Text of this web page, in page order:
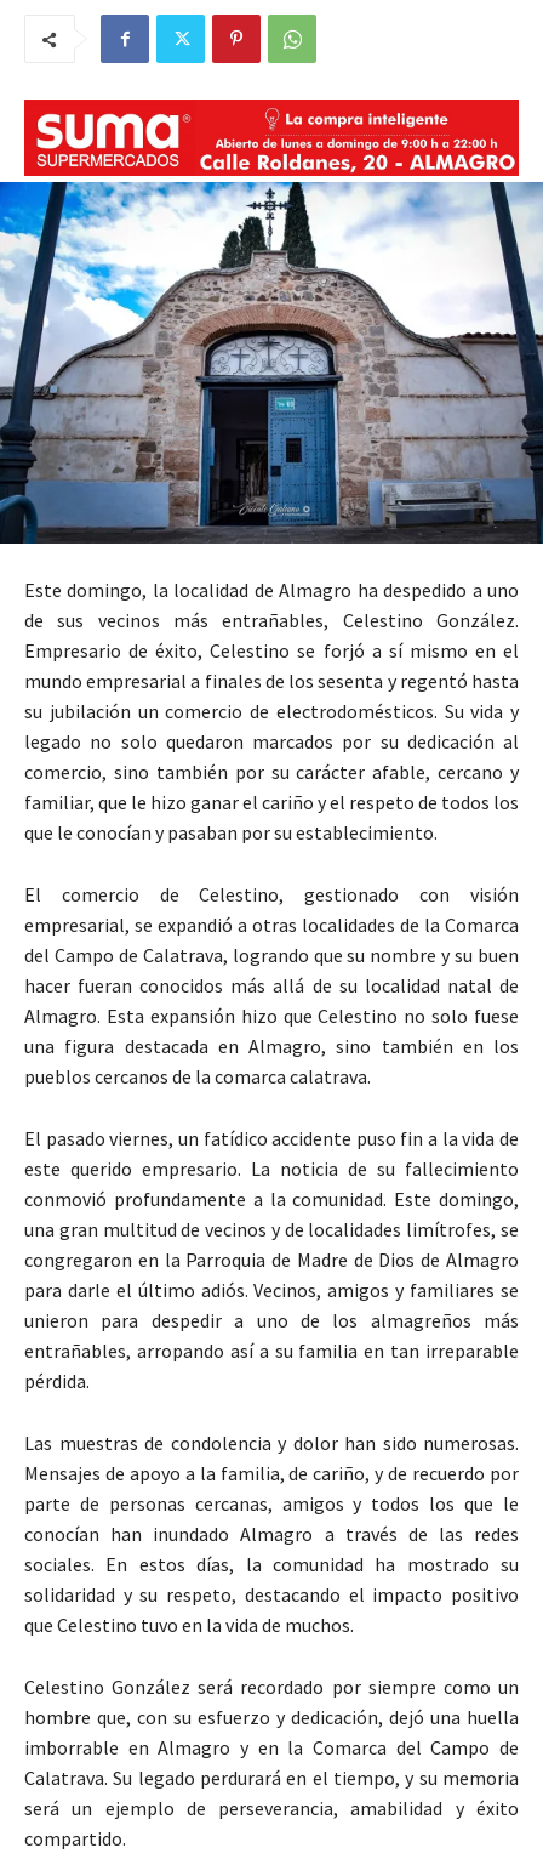
Este domingo, la localidad de Almagro ha despedido a uno
de sus vecinos más entrañables, Celestino González.
Empresario de éxito, Celestino se forjó a sí mismo en el
mundo empresarial a finales de los sesenta y regentó hasta
su jubilación un comercio de electrodomésticos. Su vida y
legado no solo quedaron marcados por su dedicación al
comercio, sino también por su carácter afable, cercano y
familiar, que le hizo ganar el cariño y el respeto de todos los
que le conocían y pasaban por su establecimiento.
El comercio de Celestino, gestionado con visión
empresarial, se expandió a otras localidades de la Comarca
del Campo de Calatrava, logrando que su nombre y su buen
hacer fueran conocidos más allá de su localidad natal de
Almagro. Esta expansión hizo que Celestino no solo fuese
una figura destacada en Almagro, sino también en los
pueblos cercanos de la comarca calatrava.
El pasado viernes, un fatídico accidente puso fin a la vida de
este querido empresario. La noticia de su fallecimiento
conmovió profundamente a la comunidad. Este domingo,
una gran multitud de vecinos y de localidades limítrofes, se
congregaron en la Parroquia de Madre de Dios de Almagro
para darle el último adiós. Vecinos, amigos y familiares se
unieron para despedir a uno de los almagreños más
entrañables, arropando así a su familia en tan irreparable
pérdida.
Las muestras de condolencia y dolor han sido numerosas.
Mensajes de apoyo a la familia, de cariño, y de recuerdo por
parte de personas cercanas, amigos y todos los que le
conocían han inundado Almagro a través de las redes
sociales. En estos días, la comunidad ha mostrado su
solidaridad y su respeto, destacando el impacto positivo
que Celestino tuvo en la vida de muchos.
Celestino González será recordado por siempre como un
hombre que, con su esfuerzo y dedicación, dejó una huella
imborrable en Almagro y en la Comarca del Campo de
Calatrava. Su legado perdurará en el tiempo, y su memoria
será un ejemplo de perseverancia, amabilidad y éxito
compartido.